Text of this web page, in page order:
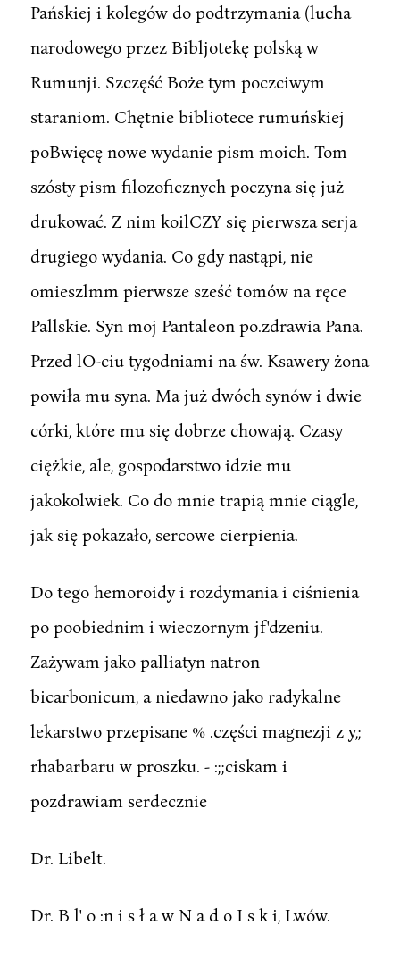
Pańskiej i kolegów do podtrzymania (lucha
narodowego przez Bibljotekę polską w
Rumunji. Szczęść Boże tym poczciwym
staraniom. Chętnie bibliotece rumuńskiej
poBwięcę nowe wydanie pism moich. Tom
szósty pism filozoficznych poczyna się już
drukować. Z nim koilCZY się pierwsza serja
drugiego wydania. Co gdy nastąpi, nie
omieszlmm pierwsze sześć tomów na ręce
Pallskie. Syn moj Pantaleon po.zdrawia Pana.
Przed lO-ciu tygodniami na św. Ksawery żona
powiła mu syna. Ma już dwóch synów i dwie
córki, które mu się dobrze chowają. Czasy
ciężkie, ale, gospodarstwo idzie mu
jakokolwiek. Co do mnie trapią mnie ciągle,
jak się pokazało, sercowe cierpienia.
Do tego hemoroidy i rozdymania i ciśnienia
po poobiednim i wieczornym jf'dzeniu.
Zażywam jako palliatyn natron
bicarbonicum, a niedawno jako radykalne
lekarstwo przepisane % .części magnezji z y,;
rhabarbaru w proszku. - :;;ciskam i
pozdrawiam serdecznie
Dr. Libelt.
Dr. B l' o :n i s ł a w N a d o I s k i, Lwów.